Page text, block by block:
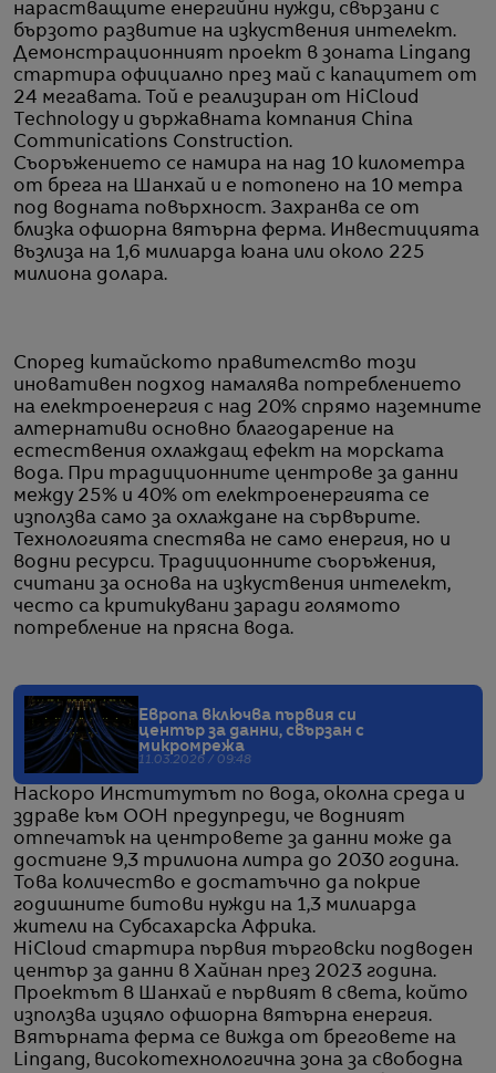
нарастващите енергийни нужди, свързани с
бързото развитие на изкуствения интелект.
Демонстрационният проект в зоната Lingang
стартира официално през май с капацитет от
24 мегавата. Той е реализиран от HiCloud
Technology и държавната компания China
Communications Construction.
Съоръжението се намира на над 10 километра
от брега на Шанхай и е потопено на 10 метра
под водната повърхност. Захранва се от
близка офшорна вятърна ферма. Инвестицията
възлиза на 1,6 милиарда юана или около 225
милиона долара.
Според китайското правителство този
иновативен подход намалява потреблението
на електроенергия с над 20% спрямо наземните
алтернативи основно благодарение на
естествения охлаждащ ефект на морската
вода. При традиционните центрове за данни
между 25% и 40% от електроенергията се
използва само за охлаждане на сървърите.
Технологията спестява не само енергия, но и
водни ресурси. Традиционните съоръжения,
считани за основа на изкуствения интелект,
често са критикувани заради голямото
потребление на прясна вода.
Европа включва първия си
център за данни, свързан с
микромрежа
11.03.2026 / 09:48
Наскоро Институтът по вода, околна среда и
здраве към ООН предупреди, че водният
отпечатък на центровете за данни може да
достигне 9,3 трилиона литра до 2030 година.
Това количество е достатъчно да покрие
годишните битови нужди на 1,3 милиарда
жители на Субсахарска Африка.
HiCloud стартира първия търговски подводен
център за данни в Хайнан през 2023 година.
Проектът в Шанхай е първият в света, който
използва изцяло офшорна вятърна енергия.
Вятърната ферма се вижда от бреговете на
Lingang, високотехнологична зона за свободна